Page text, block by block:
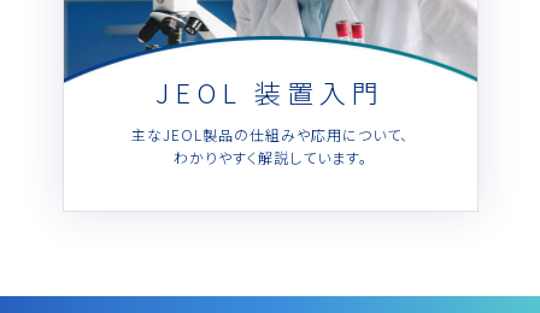
JEOL 装置入門
主なJEOL製品の仕組みや応用について、
わかりやすく解説しています。